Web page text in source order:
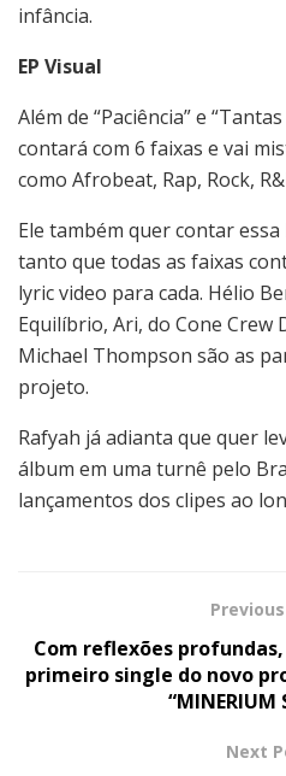
infância.
EP Visual
Além de “Paciência” e
contará com 6 faixas e vai
como Afrobeat, Rap, Rock,
Ele também quer contar
tanto que todas as faixas
lyric video para cada. Hélio
Equilíbrio, Ari, do Cone Crew
Michael Thompson são as
projeto.
Rafyah já adianta que quer
álbum em uma turnê pelo
lançamentos dos clipes ao
Com reflexões
primeiro single do novo
“MINERIUM
Next